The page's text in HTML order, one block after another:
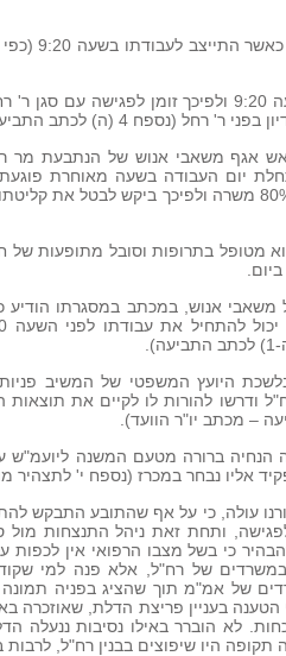
10. התובע החל
11. למחרת, ביום 18/5/09 שוב התייצב בשעה 9:20 ולפיכך
(נספח 4 (ה) לכתב התביעה).
לסמנכ"ל וראש אגף משאבי אנוש של הנתבעת
יום העבודה בשעה מאוחרת
מטופל בתרופות וסובל מתופעות של
רם לסמנכ"ל משאבי אנוש, במכתב במסגרתו
היועץ המשפטי של המשיב
ודרשו להורות לו לקיים את תוצאות
האמור, כבר ביום 9/6/09 נשלחה הנחיה ברורה מטעם
אליו נבחר במכרז (נספח י' לתצהיר
עולה, כי על אף שהתובע התבקש
מלהתייצב לפגישה, ותחת זאת ניהל
הראיון מיום 18/5/09 תוך שהבהיר כי בשל מצבו
של רח"ל, אלא פנה למי
של אמ"מ תוך שהציג בפניה
בעניין פריצת הדלת, שאוזכרה
לא הוברר באילו נסיבות ננעלה
היו שיפוצים בבנין רח"ל, לרבות